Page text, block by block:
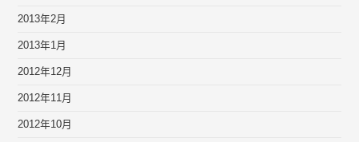
2013年2月
2013年1月
2012年12月
2012年11月
2012年10月